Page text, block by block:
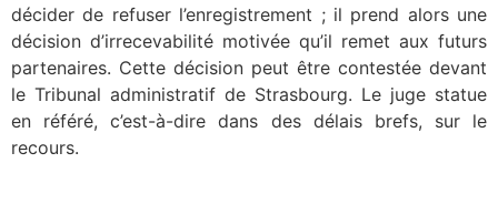
décider de refuser l’enregistrement ; il prend alors une
décision d’irrecevabilité motivée qu’il remet aux futurs
partenaires. Cette décision peut être contestée devant
le Tribunal administratif de Strasbourg. Le juge statue
en référé, c’est-à-dire dans des délais brefs, sur le
recours.